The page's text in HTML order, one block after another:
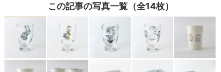
この記事の写真一覧（全14枚）